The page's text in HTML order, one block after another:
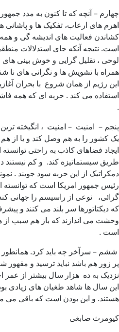
چهارم – آنچه که تا کنون به مدد
اهرم های ارعاب، تفکیک ها و
کشاندن فعالیت های اندیشه گی و همه
است. نتیجه آنکه جای استدلالات
لوحی ، تقلیل گرایی و خوش بینی
همراه با تشویش ها و نگرانی های نا
این رژیم از همان شروع با بحران
استفاده می کند . حربه ای که همه
.
پنجم – امنیت – امنیت ، انگیخته
یک کشور را به هم وصل کند و یا از
ایجاد فضاهای کاذب به راحتی
طریق سیستماتیزه کند. و کم
دمکراتیک از این حربه سود جویند .
رئیس جمهور امریکا است که
گرائی، نوعی از راسیسم را جهانی
که دیکتاتورها سر بلند می کنند و
وحشت می اندازند که باز هم سبب از
است .
ششم – سرآخر چه باید کرد. همانطور
پر زور هم باشد نباید ترسید و مقهور
نزدیک به ده هزار سال بیشتر از
این سال ها شاهد طغیان های زیادی
هستند. و این بودن است که باقی می
کیومرث صابغی